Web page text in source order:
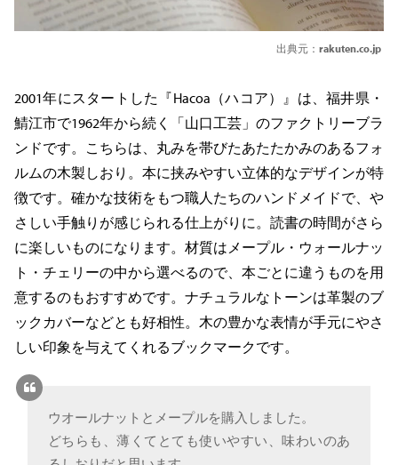
出典元： rakuten.co.jp
2001年にスタートした『Hacoa（ハコア）』は、福井県・
鯖江市で1962年から続く「山口工芸」のファクトリーブラ
ンドです。こちらは、丸みを帯びたあたたかみのあるフォ
ルムの木製しおり。本に挟みやすい立体的なデザインが特
徴です。確かな技術をもつ職人たちのハンドメイドで、や
さしい手触りが感じられる仕上がりに。読書の時間がさら
に楽しいものになります。材質はメープル・ウォールナッ
ト・チェリーの中から選べるので、本ごとに違うものを用
意するのもおすすめです。ナチュラルなトーンは革製のブ
ックカバーなどとも好相性。木の豊かな表情が手元にやさ
しい印象を与えてくれるブックマークです。
ウオールナットとメープルを購入しました。
どちらも、薄くてとても使いやすい、味わいのあ